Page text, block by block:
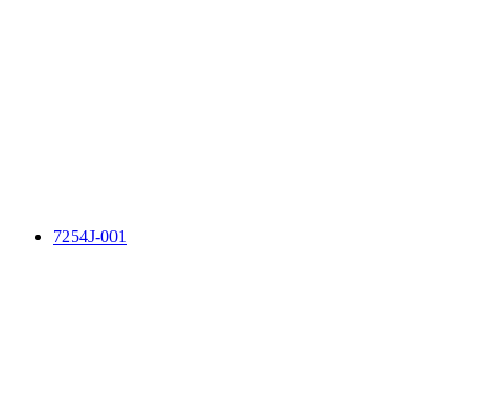
7254J-001